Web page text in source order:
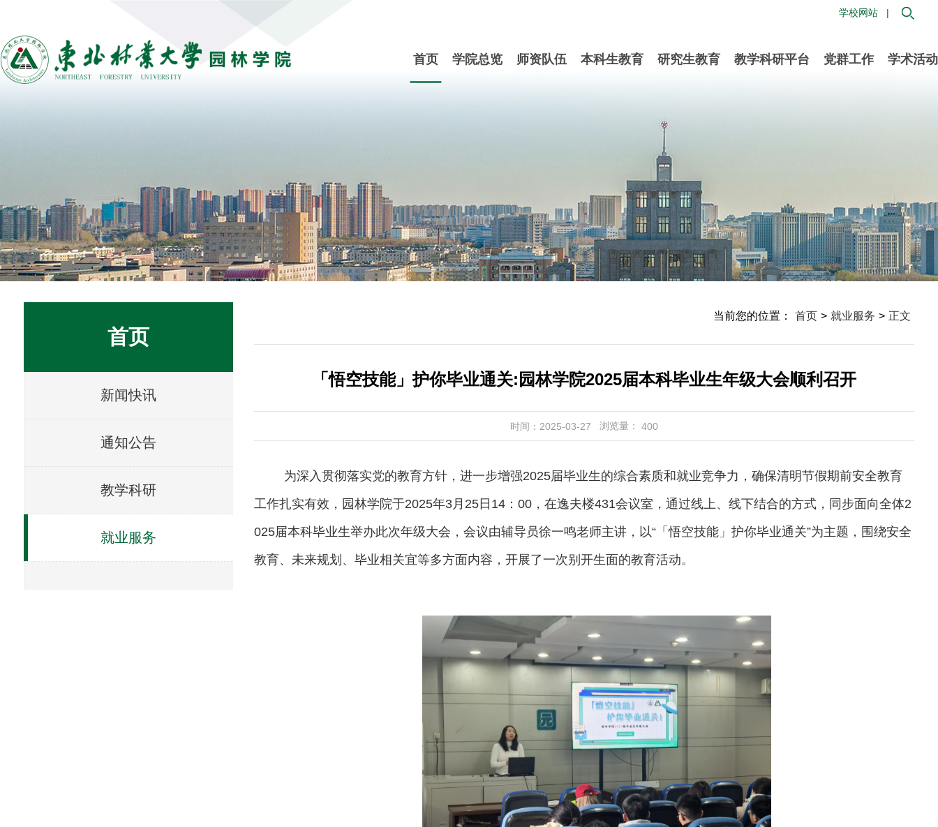
学校网站 |
首页 学院总览 师资队伍 本科生教育 研究生教育 教学科研平台 党群工作 学术活动
首页
新闻快讯
通知公告
教学科研
就业服务
当前您的位置： 首页 > 就业服务 > 正文
「悟空技能」护你毕业通关:园林学院2025届本科毕业生年级大会顺利召开
时间：2025-03-27 浏览量： 400
为深入贯彻落实党的教育方针，进一步增强2025届毕业生的综合素质和就业竞争力，确保清明节假期前安全教育
工作扎实有效，园林学院于2025年3月 25日 14： 00，在逸夫楼431会议室，通过线上、线下结合的方式，同步面向全体2
025届本科毕业生举办此次年级大会，会议由辅导员徐一鸣老师主讲，以“「悟空技能」护你毕业通关”为主题，围绕安全
教育、未来规划、毕业相关宜等多方面内容，开展了一次别开生面的教育活动。